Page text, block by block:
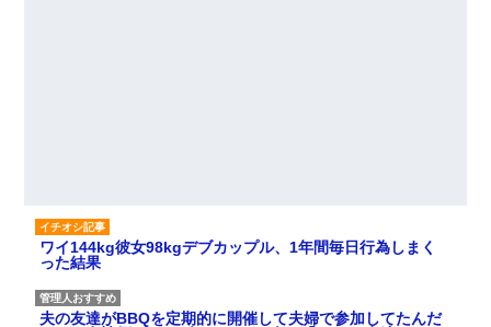
ワイ144kg彼女98kgデブカップル、1年間毎日行為しまく
った結果
夫の友達がBBQを定期的に開催して夫婦で参加してたんだ